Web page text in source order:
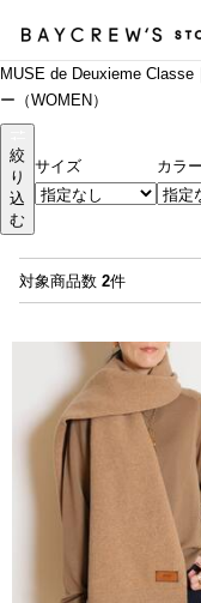
MUSE de Deuxieme
ー（WOMEN）
絞
り
込
む
サイズ カラー
対象商品数 2件